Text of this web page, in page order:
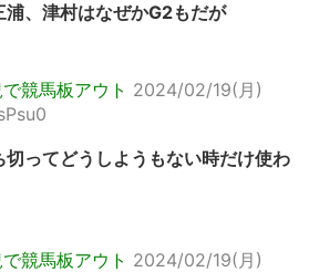
、津村はなぜかG2もだが
競馬板アウト 2024/02/19(月)
ってどうしようもない時だけ使わ
競馬板アウト 2024/02/19(月)